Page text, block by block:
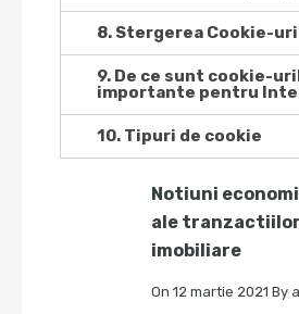
8. Stergerea Cookie-
9. De ce sunt cookie-
importante pentru
10. Tipuri de cookie
Notiuni
ale tranzactiilor
imobiliare
On 12 martie 2021 By